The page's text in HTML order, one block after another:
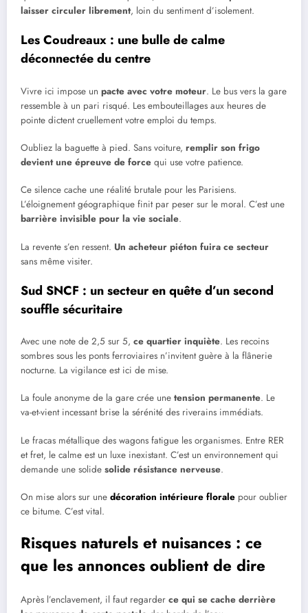
laisser circuler librement, loin du sentiment d’isolement.
Les Coudreaux : une bulle de calme
déconnectée du centre
Vivre ici impose un pacte avec votre moteur. Le bus vers la gare
ressemble à un pari risqué. Les embouteillages aux heures de
pointe dictent cruellement votre emploi du temps.
Oubliez la baguette à pied. Sans voiture, remplir son frigo
devient une épreuve de force qui use votre patience.
Ce silence cache une réalité brutale pour les Parisiens.
L’éloignement géographique finit par peser sur le moral. C’est une
barrière invisible pour la vie sociale.
La revente s’en ressent. Un acheteur piéton fuira ce secteur
sans même visiter.
Sud SNCF : un secteur en quête d’un second
souffle sécuritaire
Avec une note de 2,5 sur 5, ce quartier inquiète. Les recoins
sombres sous les ponts ferroviaires n’invitent guère à la flânerie
nocturne. La vigilance est ici de mise.
La foule anonyme de la gare crée une tension permanente. Le
va-et-vient incessant brise la sérénité des riverains immédiats.
Le fracas métallique des wagons fatigue les organismes. Entre RER
et fret, le calme est un luxe inexistant. C’est un environnement qui
demande une solide solide résistance nerveuse.
On mise alors sur une décoration intérieure florale pour oublier
ce bitume. C’est vital.
Risques naturels et nuisances : ce
que les annonces oublient de dire
Après l’enclavement, il faut regarder ce qui se cache derrière